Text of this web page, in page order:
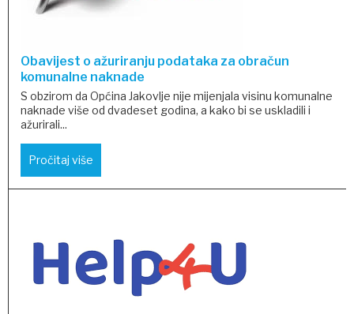
Obavijest o ažuriranju podataka za obračun
komunalne naknade
S obzirom da Općina Jakovlje nije mijenjala visinu komunalne
naknade više od dvadeset godina, a kako bi se uskladili i
ažurirali...
Pročitaj više